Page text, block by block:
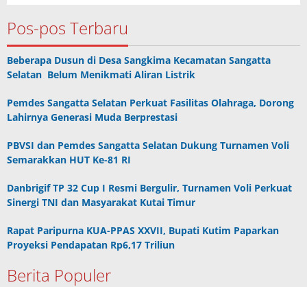
Pos-pos Terbaru
Beberapa Dusun di Desa Sangkima Kecamatan Sangatta
Selatan Belum Menikmati Aliran Listrik
Pemdes Sangatta Selatan Perkuat Fasilitas Olahraga, Dorong
Lahirnya Generasi Muda Berprestasi
PBVSI dan Pemdes Sangatta Selatan Dukung Turnamen Voli
Semarakkan HUT Ke-81 RI
Danbrigif TP 32 Cup I Resmi Bergulir, Turnamen Voli Perkuat
Sinergi TNI dan Masyarakat Kutai Timur
Rapat Paripurna KUA-PPAS XXVII, Bupati Kutim Paparkan
Proyeksi Pendapatan Rp6,17 Triliun
Berita Populer